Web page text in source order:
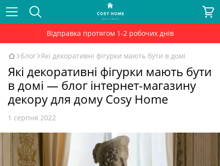
Відправка протягом 1-2 робочих днів
Блог Які декоративні фігурки мають бути в домі
Які декоративні фігурки мають бути
в домі — блог інтернет-магазину
декору для дому Cosy Home
1 серпня 2022